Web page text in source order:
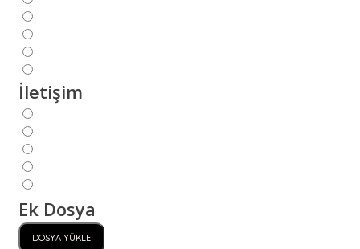
İletişim
Ek Dosya
DOSYA YÜKLE